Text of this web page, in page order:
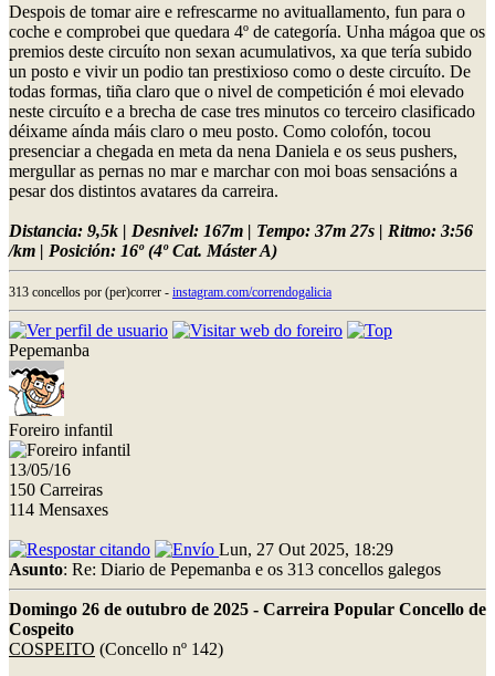
Despois de tomar aire e refrescarme no avituallamento, fun para o
coche e comprobei que quedara 4º de categoría. Unha mágoa que os
premios deste circuíto non sexan acumulativos, xa que tería subido
un posto e vivir un podio tan prestixioso como o deste circuíto. De
todas formas, tiña claro que o nivel de competición é moi elevado
neste circuíto e a brecha de case tres minutos co terceiro clasificado
déixame aínda máis claro o meu posto. Como colofón, tocou
presenciar a chegada en meta da nena Daniela e os seus pushers,
mergullar as pernas no mar e marchar con moi boas sensacións a
pesar dos distintos avatares da carreira.
Distancia: 9,5k | Desnivel: 167m | Tempo: 37m 27s | Ritmo: 3:56
/km | Posición: 16º (4º Cat. Máster A)
313 concellos por (per)correr - instagram.com/correndogalicia
Pepemanba
Foreiro infantil
13/05/16
150 Carreiras
114 Mensaxes
Lun, 27 Out 2025, 18:29
Asunto: Re: Diario de Pepemanba e os 313 concellos galegos
Domingo 26 de outubro de 2025 - Carreira Popular Concello de
Cospeito
COSPEITO (Concello nº 142)